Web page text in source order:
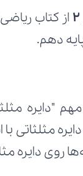
دهم.
روی دایره